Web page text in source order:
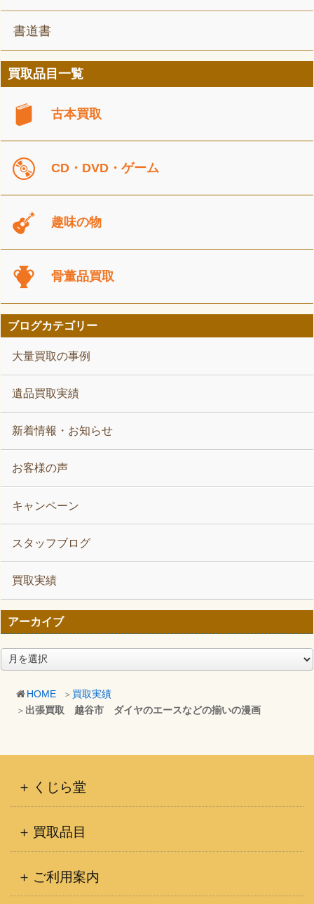
HOME
買取実績
出張買取 越谷市 ダイヤのエースなどの揃いの漫画
書道書
買取品目一覧
古本買取
CD・DVD・ゲーム
趣味の物
骨董品買取
ブログカテゴリー
大量買取の事例
遺品買取実績
新着情報・お知らせ
お客様の声
キャンペーン
スタッフブログ
買取実績
アーカイブ
ア
ー
くじら堂
買取品目
ご利用案内